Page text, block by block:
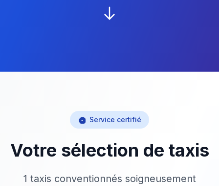
Service certifié
Votre sélection de taxis
1 taxis conventionnés soigneusement